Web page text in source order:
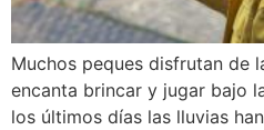
Muchos peques disfrutan de
encanta brincar y jugar bajo
los últimos días las lluvias